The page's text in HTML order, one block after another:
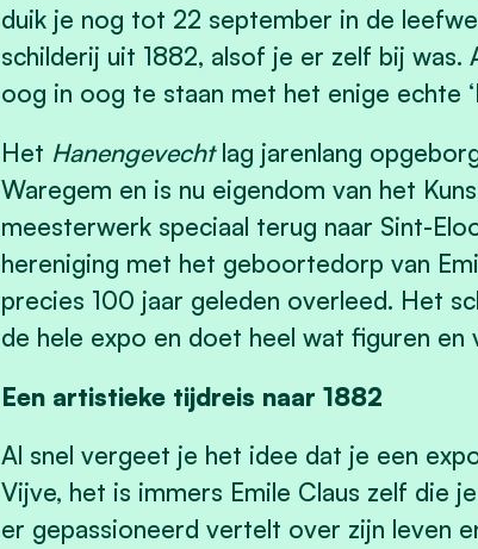
duik je nog tot 22 september in de
schilderij uit 1882, alsof je er zelf bij
oog in oog te staan met het enige echte
Het Hanengevechtlag jarenlang
Waregem en is nu eigendom van het
meesterwerk speciaal terug naar Sint-
hereniging met het geboortedorp van
precies 100 jaar geleden overleed. Het
de hele expo en doet heel wat figuren en
Een artistieke tijdreis naar 1882
Al snel vergeet je het idee dat je een
Vijve, het is immers Emile Claus zelf die
er gepassioneerd vertelt over zijn leven